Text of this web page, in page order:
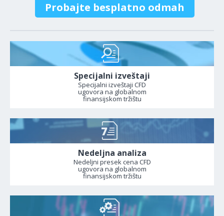
Probajte besplatno odmah
Specijalni izveštaji
Specijalni izveštaji CFD
ugovora na globalnom
finansijskom tržištu
Nedeljna analiza
Nedeljni presek cena CFD
ugovora na globalnom
finansijskom tržištu